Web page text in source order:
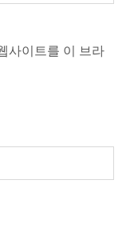
사이트를 이 브라